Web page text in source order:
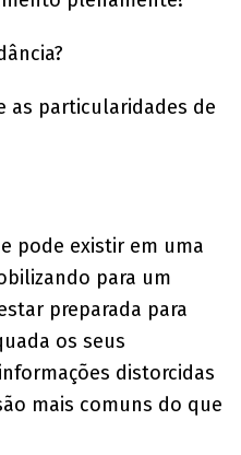
as particularidades de
pode existir em uma
para um
preparada para
os seus
distorcidas
mais comuns do que